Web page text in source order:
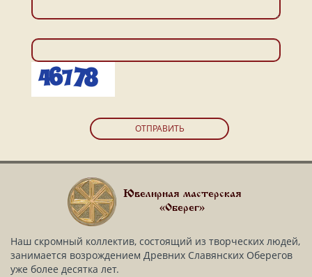
ОТПРАВИТЬ
Ювелирная мастерская
«Оберег»
Наш скромный коллектив, состоящий из творческих людей,
занимается возрождением Древних Славянских Оберегов
уже более десятка лет.